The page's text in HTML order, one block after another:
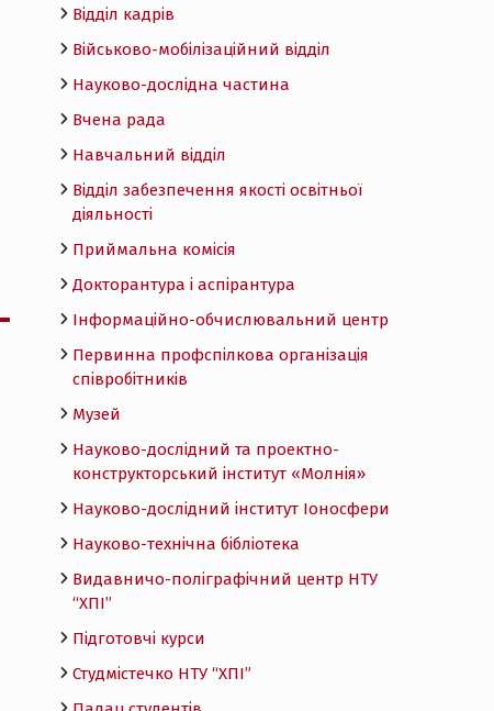
Відділ кадрів
Військово-мобілізаційний відділ
Науково-дослідна частина
Вчена рада
Навчальний відділ
Відділ забезпечення якості освітньої
діяльності
Приймальна комісія
Докторантура і аспірантура
Інформаційно-обчислювальний центр
Первинна профспілкова організація
співробітників
Музей
Науково-дослідний та проектно-
конструкторський інститут «Молнія»
Науково-дослідний інститут Іоносфери
Науково-технічна бібліотека
Видавничо-поліграфічний центр НТУ
“ХПІ”
Підготовчі курси
Студмістечко НТУ “ХПІ”